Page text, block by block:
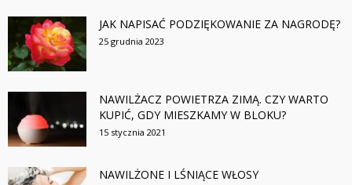
JAK NAPISAĆ PODZIĘKOWANIE ZA NAGRODĘ?
25 grudnia 2023
NAWILŻACZ POWIETRZA ZIMĄ. CZY WARTO
KUPIĆ, GDY MIESZKAMY W BLOKU?
15 stycznia 2021
NAWILŻONE I LŚNIĄCE WŁOSY